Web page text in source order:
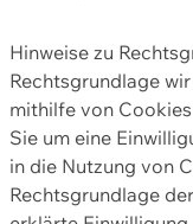
Hinweise zu
Rechtsgrundlage
mithilfe von
Sie um eine
in die Nutzung von
Rechtsgrundlage